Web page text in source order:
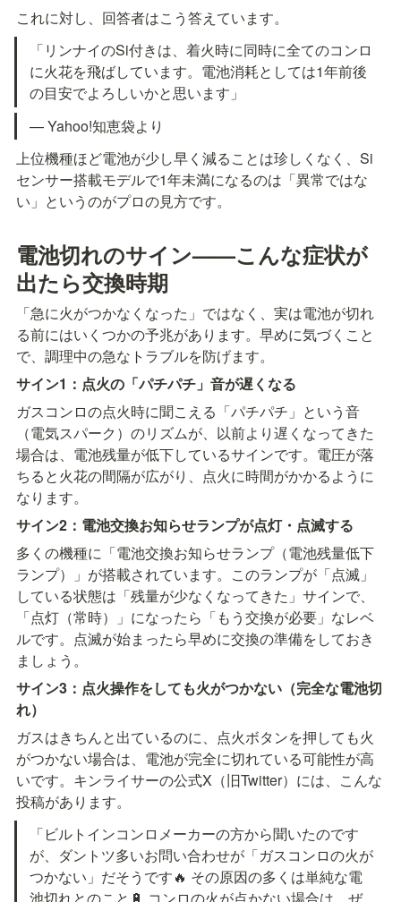
これに対し、回答者はこう答えています。
「リンナイのSi付きは、着火時に同時に全てのコンロ
に火花を飛ばしています。電池消耗としては1年前後
の目安でよろしいかと思います」
— Yahoo!知恵袋より
上位機種ほど電池が少し早く減ることは珍しくなく、Si
センサー搭載モデルで1年未満になるのは「異常ではな
い」というのがプロの見方です。
電池切れのサイン——こんな症状が
出たら交換時期
「急に火がつかなくなった」ではなく、実は電池が切れ
る前にはいくつかの予兆があります。早めに気づくこと
で、調理中の急なトラブルを防げます。
サイン1：点火の「パチパチ」音が遅くなる
ガスコンロの点火時に聞こえる「パチパチ」という音
（電気スパーク）のリズムが、以前より遅くなってきた
場合は、電池残量が低下しているサインです。電圧が落
ちると火花の間隔が広がり、点火に時間がかかるように
なります。
サイン2：電池交換お知らせランプが点灯・点滅する
多くの機種に「電池交換お知らせランプ（電池残量低下
ランプ）」が搭載されています。このランプが「点滅」
している状態は「残量が少なくなってきた」サインで、
「点灯（常時）」になったら「もう交換が必要」なレベ
ルです。点滅が始まったら早めに交換の準備をしておき
ましょう。
サイン3：点火操作をしても火がつかない（完全な電池切
れ）
ガスはきちんと出ているのに、点火ボタンを押しても火
がつかない場合は、電池が完全に切れている可能性が高
いです。キンライサーの公式X（旧Twitter）には、こんな
投稿があります。
「ビルトインコンロメーカーの方から聞いたのです
が、ダントツ多いお問い合わせが「ガスコンロの火が
つかない」だそうです🔥 その原因の多くは単純な電